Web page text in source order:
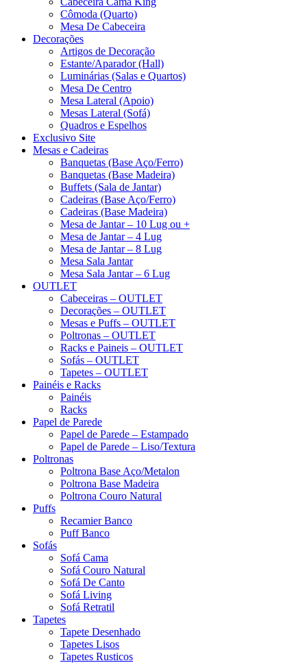
Cômoda (Quarto)
Mesa De Cabeceira
Decorações
Artigos de Decoração
Estante/Aparador (Hall)
Luminárias (Salas e Quartos)
Mesa De Centro
Mesa Lateral (Apoio)
Mesas Lateral (Sofá)
Quadros e Espelhos
Exclusivo Site
Mesas e Cadeiras
Banquetas (Base Aço/Ferro)
Banquetas (Base Madeira)
Buffets (Sala de Jantar)
Cadeiras (Base Aço/Ferro)
Cadeiras (Base Madeira)
Mesa de Jantar – 10 Lug ou +
Mesa de Jantar – 4 Lug
Mesa de Jantar – 8 Lug
Mesa Sala Jantar
Mesa Sala Jantar – 6 Lug
OUTLET
Cabeceiras – OUTLET
Decorações – OUTLET
Mesas e Puffs – OUTLET
Poltronas – OUTLET
Racks e Paineis – OUTLET
Sofás – OUTLET
Tapetes – OUTLET
Painéis e Racks
Painéis
Racks
Papel de Parede
Papel de Parede – Estampado
Papel de Parede – Liso/Textura
Poltronas
Poltrona Base Aço/Metalon
Poltrona Base Madeira
Poltrona Couro Natural
Puffs
Recamier Banco
Puff Banco
Sofás
Sofá Cama
Sofá Couro Natural
Sofá De Canto
Sofá Living
Sofá Retratil
Tapetes
Tapete Desenhado
Tapetes Lisos
Tapetes Rusticos